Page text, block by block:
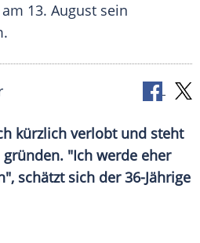
13. August sein
kürzlich verlobt und steht
"Ich werde eher
schätzt sich der 36-Jährige